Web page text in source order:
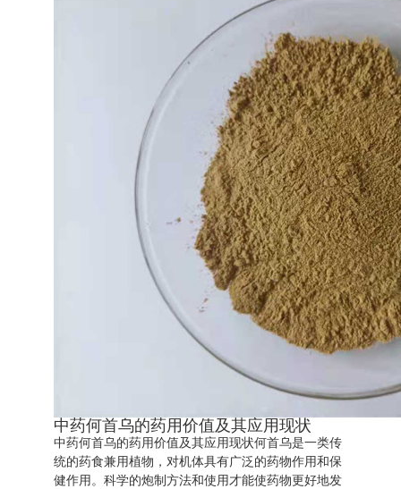
中药何首乌的药用价值及其应用现状
中药何首乌的药用价值及其应用现状何首乌是一类传
统的药食兼用植物，对机体具有广泛的药物作用和保
健作用。科学的炮制方法和使用才能使药物更好地发